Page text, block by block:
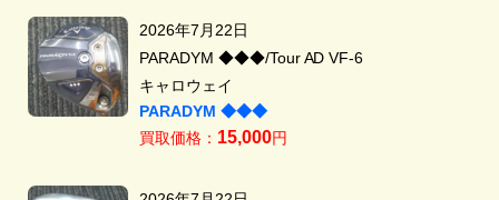
2026年7月22日
PARADYM ◆◆◆/Tour AD VF-6
キャロウェイ
PARADYM ◆◆◆
買取価格： 15,000円